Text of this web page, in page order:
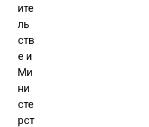
ите
ль
ств
е и
Ми
ни
сте
рст